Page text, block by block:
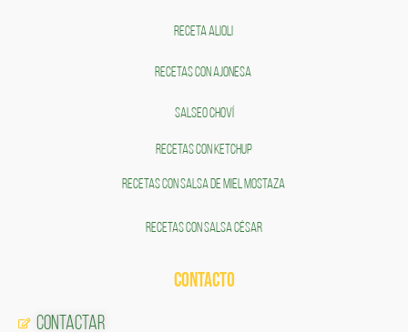
RECETA ALIOLI
RECETAS CON AJONESA
SALSEO CHOVÍ
RECETAS CON KETCHUP
RECETAS CON SALSA DE MIEL MOSTAZA
RECETAS CON SALSA CÉSAR
CONTACTO
Contactar